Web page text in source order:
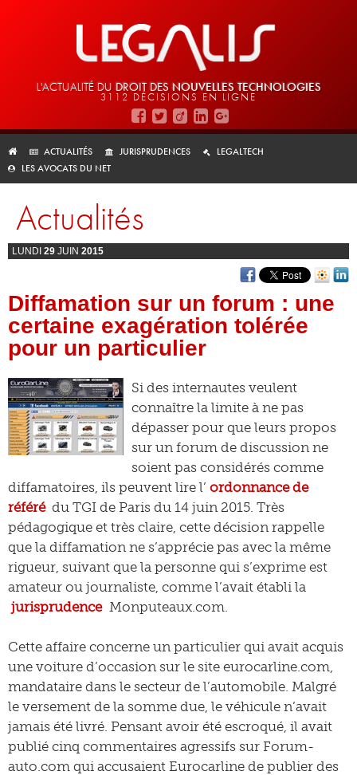
L'ACTUALITÉ DU DROIT DES NOUVELLES TECHNOLOGIES
3112 DÉCISIONS EN LIGNE
ACTUALITÉS JURISPRUDENCES
LEGALTECH
LES AVOCATS DU NET
Actualités
LUNDI 29 JUIN 2015
Diffamation sur un forum : une
certaine exagération tolérée
pour un particulier
Si des internautes veulent
connaître la limite à ne pas
dépasser pour que leurs propos
sur un forum de discussion ne
soient pas considérés comme
diffamatoires, ils peuvent lire l’ ordonnance de
référé du TGI de Paris du 14 juin 2015. Très
pédagogique et très claire, cette décision rappelle
que la diffamation ne s’apprécie pas avec la même
rigueur, suivant que la personne qui s’exprime est
amateur ou journaliste, comme l’avait établi la
jurisprudence Monputeaux.com.
Cette affaire concerne un particulier qui avait acquis
une voiture d’occasion sur le site eurocarline.com,
mandataire dans le secteur de l’automobile. Malgré
le versement de la somme due, le véhicule n’avait
jamais été livré. Pensant avoir été escroqué, il avait
publié cinq commentaires agressifs sur Forum-
auto.com qui accusaient Eurocarline de publier des